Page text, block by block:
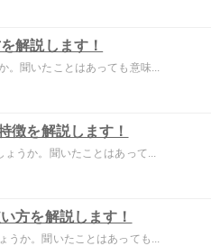
解説します！
。聞いたことはあっても意味...
徴を解説します！
ょうか。聞いたことはあって...
方を解説します！
うか。聞いたことはあっても...